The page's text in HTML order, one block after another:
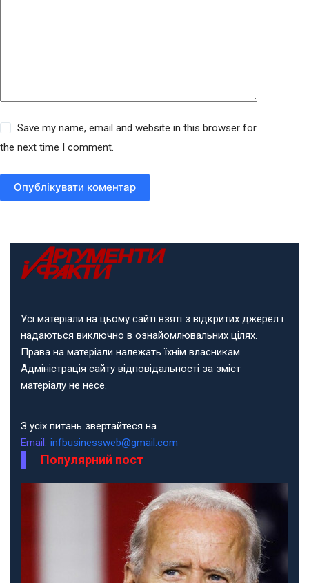
Save my name, email and website in this browser for
the next time I comment.
Опублікувати коментар
Усі матеріали на цьому сайті взяті з відкритих джерел і
надаються виключно в ознайомлювальних цілях.
Права на матеріали належать їхнім власникам.
Адміністрація сайту відповідальності за зміст
матеріалу не несе.
З усіх питань звертайтеся на
Email: infbusinessweb@gmail.com
Популярний пост